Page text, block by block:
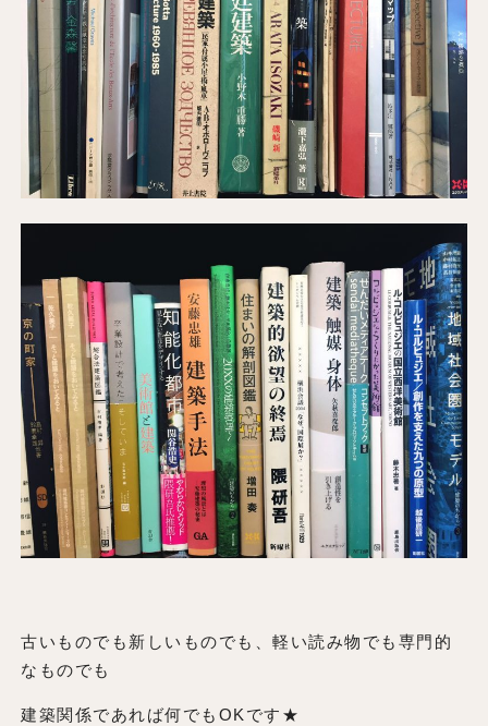
古いものでも新しいものでも、軽い読み物でも専門的
なものでも
建築関係であれば何でもOKです★